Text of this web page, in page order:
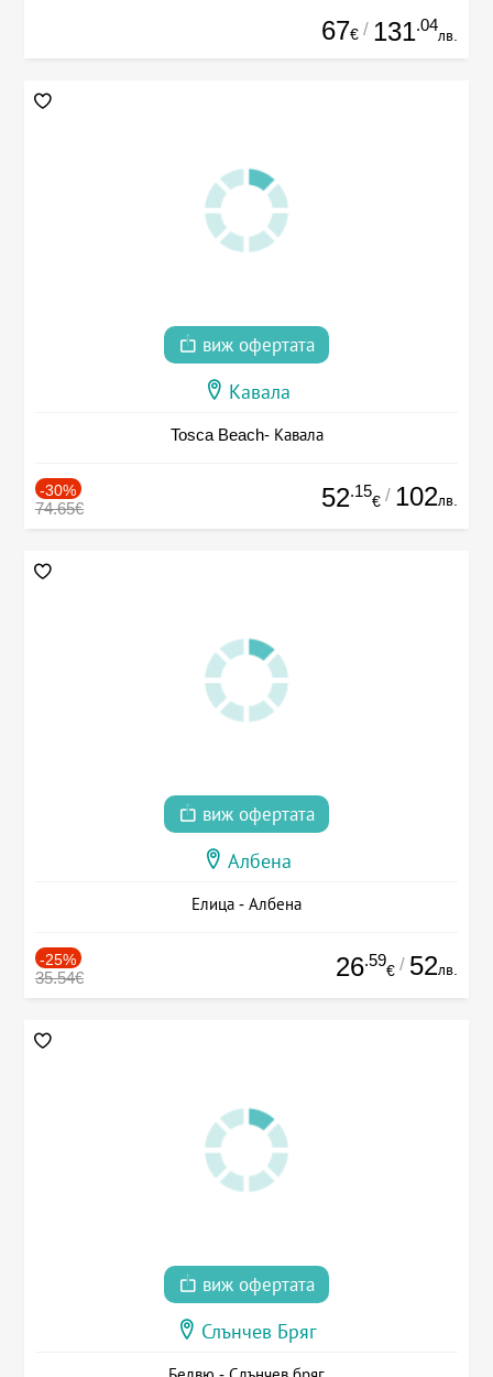
67€ / 131.04
лв.
виж офертата
Кавала
Tosca Beach- Кавала
-30%
74.65€ 52.15
€ / 102лв.
виж офертата
Албена
Елица - Албена
-25%
35.54€ 26.59
€ / 52лв.
виж офертата
Слънчев Бряг